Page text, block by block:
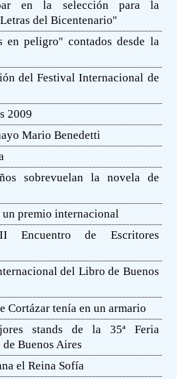
en la selección para la
del Bicentenario''
en peligro'' contados desde la
del Festival Internacional de
2009
Mario Benedetti
sobrevuelan la novela de
premio internacional
Encuentro de Escritores
del Libro de Buenos
Cortázar tenía en un armario
stands de la 35ª Feria
Buenos Aires
el Reina Sofía